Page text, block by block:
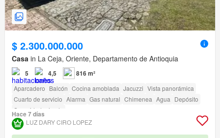
$ 2.300.000.000
Casa in La Ceja, Oriente, Departamento de Antioquia
5 4,5 816 m²
Aparcadero Balcón Cocina amoblada Jacuzzi Vista panorámica
Cuarto de servicio Alarma Gas natural Chimenea Agua Depósito
Seguridad privada
Hace 7 días
LUZ DARY CIRO LOPEZ